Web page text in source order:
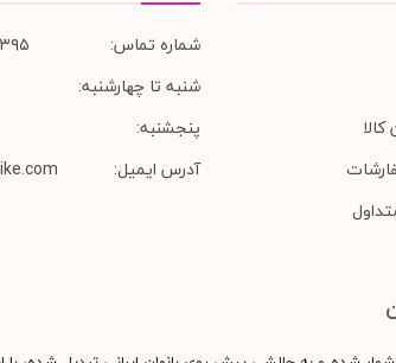
شماره تماس:
شنبه تا چهارشنبه:
پنجشنبه:
آدرس ایمیل: